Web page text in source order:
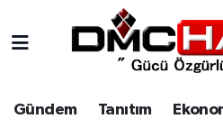
Gündem Tanıtım
Tanıtım
Nöbetçi Eczaneler
Hava Durumu